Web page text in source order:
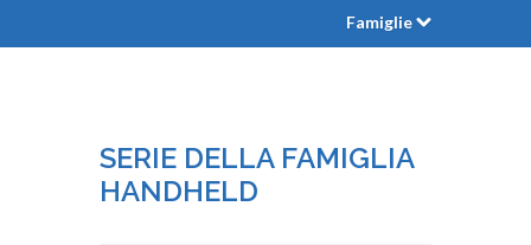
Famiglie
SERIE DELLA FAMIGLIA
HANDHELD